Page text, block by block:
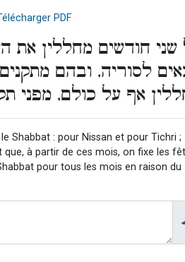
PDF
שני חודשים מחללין את
לסוריה, ובהם
אף על כולם, מפני
Shabbat : pour Nissan et pour Tichri ;
à partir de ces mois, on fixe les
pour tous les mois en raison du